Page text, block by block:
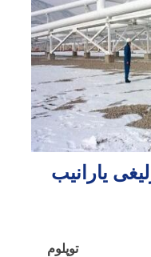
یارانیب
توپلوم